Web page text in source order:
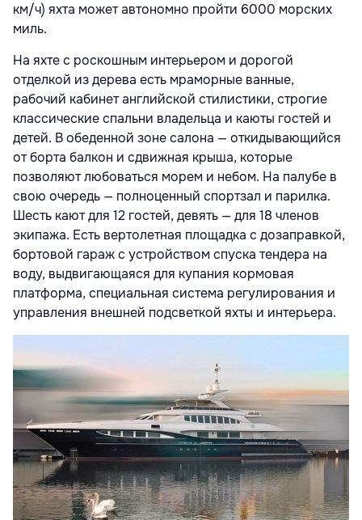
км/ч) яхта может автономно пройти 6000 морских
миль.
На яхте с роскошным интерьером и дорогой
отделкой из дерева есть мраморные ванные,
рабочий кабинет английской стилистики, строгие
классические спальни владельца и каюты гостей и
детей. В обеденной зоне салона — откидывающийся
от борта балкон и сдвижная крыша, которые
позволяют любоваться морем и небом. На палубе в
свою очередь — полноценный спортзал и парилка.
Шесть кают для 12 гостей, девять — для 18 членов
экипажа. Есть вертолетная площадка с дозаправкой,
бортовой гараж с устройством спуска тендера на
воду, выдвигающаяся для купания кормовая
платформа, специальная система регулирования и
управления внешней подсветкой яхты и интерьера.